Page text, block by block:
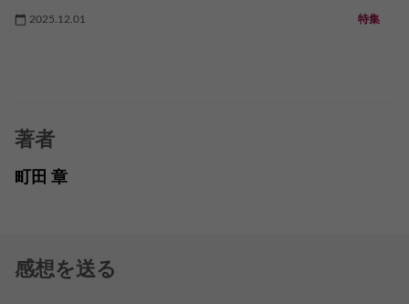
2025.12.01 特集
著者
町田 章
感想を送る